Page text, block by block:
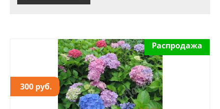
300 руб.
Распродажа